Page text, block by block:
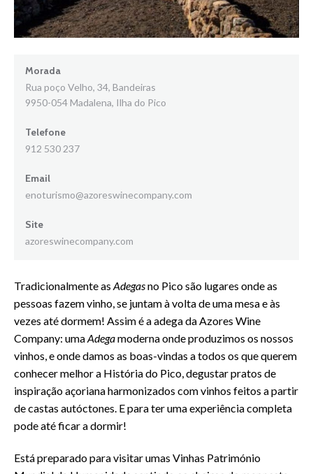
Morada
Rua poço Velho, 34, Bandeiras
9950-054 Madalena, Ilha do Pico
Telefone
912 530 237
Email
enoturismo@azoreswinecompany.com
Site
azoreswinecompany.com
Tradicionalmente as Adegasno Pico são lugares onde as
pessoas fazem vinho, se juntam à volta de uma mesa e às
vezes até dormem! Assim é a adega da Azores Wine
Company: umaAdegamoderna onde produzimos os nossos
vinhos, e onde damos as boas-vindas a todos os que querem
conhecer melhor a História do Pico, degustar pratos de
inspiração açoriana harmonizados com vinhos feitos a partir
de castas autóctones. E para ter uma experiência completa
pode até ficar a dormir!
Está preparado para visitar umas Vinhas Património